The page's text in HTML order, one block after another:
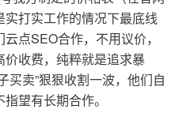
打实工作的情况下最底线
点SEO合作，不用议价，
收费，纯粹就是追求暴
买卖”狠狠收割一波，他们自
望有长期合作。